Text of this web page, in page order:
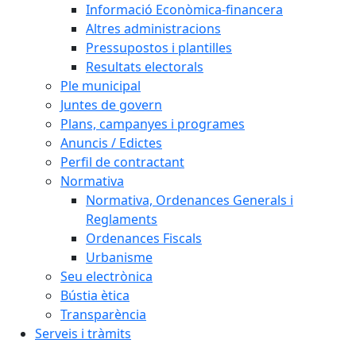
Informació Econòmica-financera
Altres administracions
Pressupostos i plantilles
Resultats electorals
Ple municipal
Juntes de govern
Plans, campanyes i programes
Anuncis / Edictes
Perfil de contractant
Normativa
Normativa, Ordenances Generals i
Reglaments
Ordenances Fiscals
Urbanisme
Seu electrònica
Bústia ètica
Transparència
Serveis i tràmits